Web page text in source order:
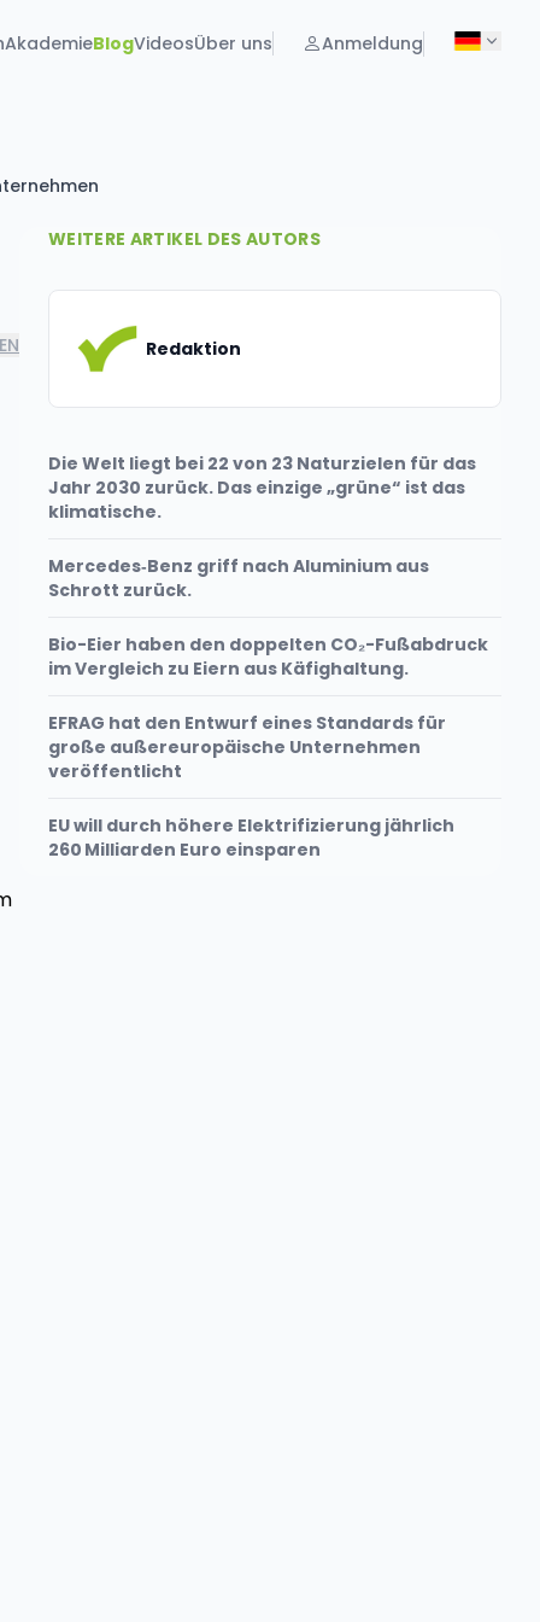
AkademieBlogVideosÜber uns Anmeldung
WEITERE ARTIKEL DES AUTORS
Redaktion
Die Welt liegt bei 22 von 23 Naturzielen für das
Jahr 2030 zurück. Das einzige „grüne“ ist das
klimatische.
Mercedes‑Benz griff nach Aluminium aus
Schrott zurück.
Bio-Eier haben den doppelten CO₂-Fußabdruck
im Vergleich zu Eiern aus Käfighaltung.
EFRAG hat den Entwurf eines Standards für
große außereuropäische Unternehmen
veröffentlicht
EU will durch höhere Elektrifizierung jährlich
260 Milliarden Euro einsparen